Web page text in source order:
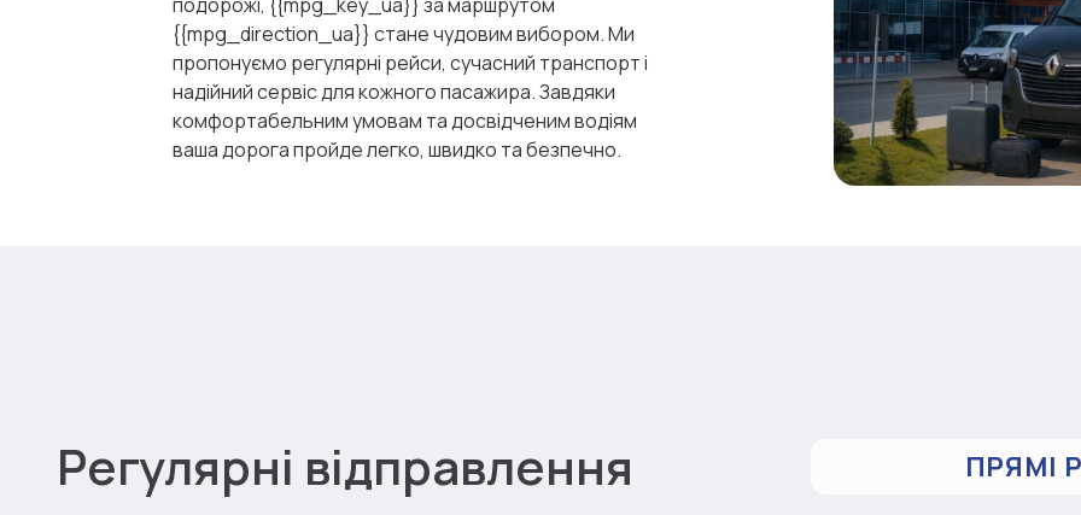
{{mpg_direction_ua}} стане чудовим вибором. Ми
пропонуємо регулярні рейси, сучасний транспорт і
надійний сервіс для кожного пасажира. Завдяки
комфортабельним умовам та досвідченим водіям
ваша дорога пройде легко, швидко та безпечно.
Регулярні відправлення ПРЯМІ